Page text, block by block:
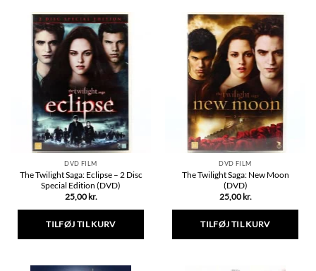
DVD FILM
The Twilight Saga: Eclipse – 2 Disc
Special Edition (DVD)
25,00 kr.
TILFØJ TIL KURV
DVD FILM
The Twilight Saga: New Moon
(DVD)
25,00 kr.
TILFØJ TIL KURV